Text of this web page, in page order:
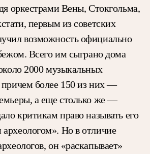
оркестрами Вены, Стокгольма,
первым из советских
возможность официально
Всего им сыграно дома
2000 музыкальных
причем более 150 из них —
а еще столько же —
критикам право называть его
Но в отличие
он «раскапывает»